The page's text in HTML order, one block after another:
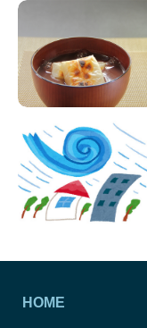
HOME